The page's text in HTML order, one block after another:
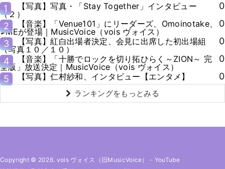
1
【写真】写真・「Stay Together」インタビュー
（２）
0
2
【音楽】「Venue101」にリーダーズ、Omoinotake、
≠MEが登場｜MusicVoice（vois ヴォイス）
0
3
【写真】紅白出場者決定、会見に出席した初出場組
（写真１０／１０）
0
4
【音楽】「十勝でロックを切り拓ひらく～ZION～ 完
全版」放送決定｜MusicVoice（vois ヴォイス）
0
5
【写真】仁村紗和、インタビュー【エンタメ】 0
ランキングをもっとみる
Copyright © 2026. vois ヴォイス（旧MusicVoice） - YouTube